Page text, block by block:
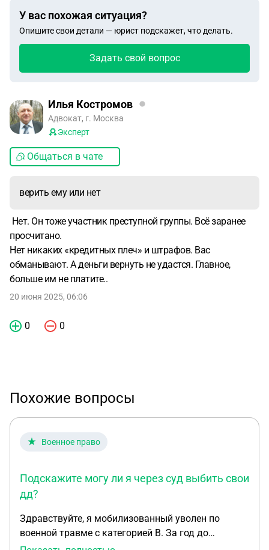
У вас похожая ситуация?
Опишите свои детали — юрист подскажет, что делать.
Задать свой вопрос
Илья Костромов
Адвокат, г. Москва
Эксперт
Общаться в чате
верить ему или нет
Нет. Он тоже участник преступной группы. Всё заранее
просчитано.
Нет никаких «кредитных плеч» и штрафов. Вас
обманывают. А деньги вернуть не удастся. Главное,
больше им не платите..
20 июня 2025, 06:06
0 0
Похожие вопросы
Военное право
Подскажите могу ли я через суд выбить свои
дд?
Здравствуйте, я мобилизованный уволен по
военной травме с категорией В. За год до
увольнения меня вывели в распоряжение и